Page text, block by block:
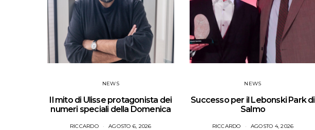
NEWS
Il mito di Ulisse protagonista dei
numeri speciali della Domenica
RICCARDO AGOSTO 6, 2026
NEWS
Successo per il Lebonski Park di
Salmo
RICCARDO AGOSTO 4, 2026